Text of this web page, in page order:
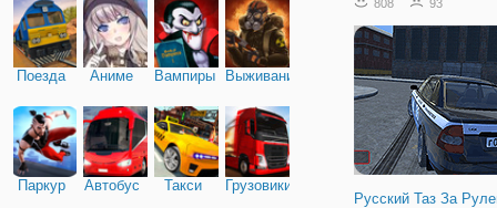
Поезда Аниме Вампиры Выживание
Паркур Автобус Такси Грузовики
представляет собой
гонку для двух игроков
808 93
Русский Таз За